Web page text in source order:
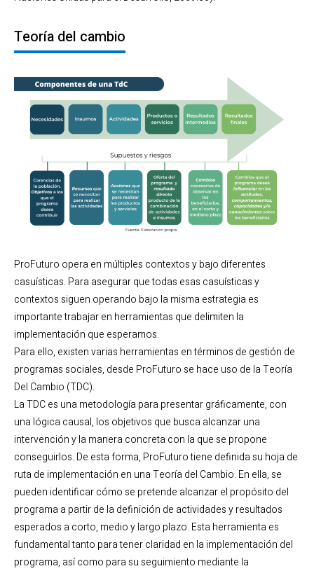
Teoría del cambio
ProFuturo opera en múltiples contextos y bajo diferentes
casuísticas. Para asegurar que todas esas casuísticas y
contextos siguen operando bajo la misma estrategia es
importante trabajar en herramientas que delimiten la
implementación que esperamos.
Para ello, existen varias herramientas en términos de gestión de
programas sociales, desde ProFuturo se hace uso de la Teoría
Del Cambio (TDC).
La TDC es una metodología para presentar gráficamente, con
una lógica causal, los objetivos que busca alcanzar una
intervención y la manera concreta con la que se propone
conseguirlos. De esta forma, ProFuturo tiene definida su hoja de
ruta de implementación en una Teoría del Cambio. En ella, se
pueden identificar cómo se pretende alcanzar el propósito del
programa a partir de la definición de actividades y resultados
esperados a corto, medio y largo plazo. Esta herramienta es
fundamental tanto para tener claridad en la implementación del
programa, así como para su seguimiento mediante la